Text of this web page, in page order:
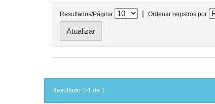
Resultados/Página | Ordenar registros por
Resultado 1-1 de 1.